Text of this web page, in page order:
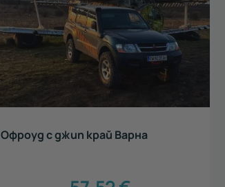
Офроуд с джип край Варна